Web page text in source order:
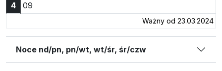
4
09
Ważny od 23.03.2024
Noce nd/pn, pn/wt, wt/śr, śr/czw